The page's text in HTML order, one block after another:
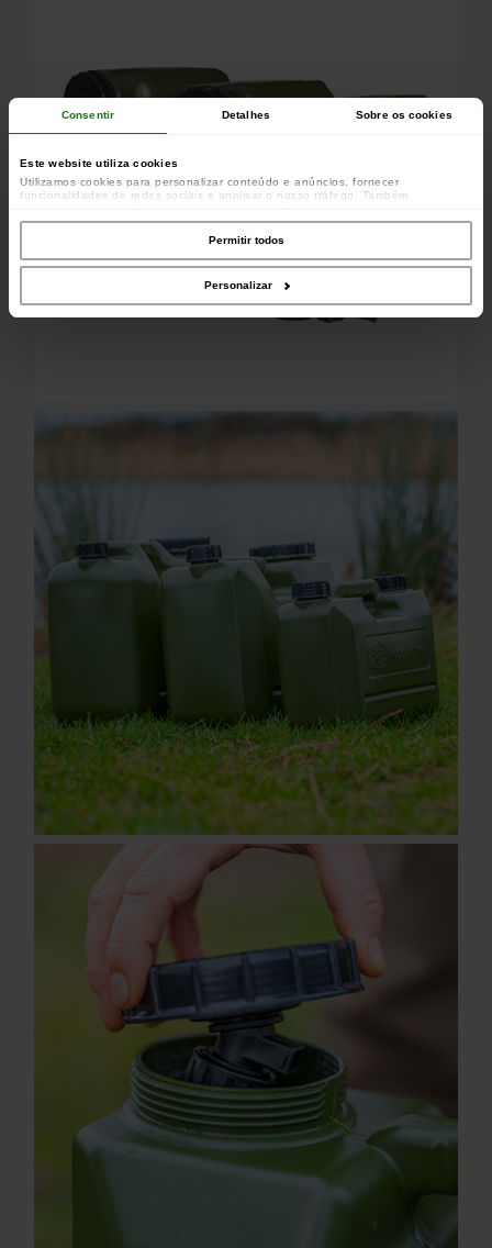
Consentir Detalhes Sobre os cookies
Este website utiliza cookies
Utilizamos cookies para personalizar conteúdo e anúncios, fornecer
funcionalidades de redes sociais e analisar o nosso tráfego. Também
parceiros de redes sociais, de publicidade e de análise, que as podem combinar
com outras informações que lhes forneceu ou recolhidas por estes a partir da
sua utilização dos respetivos serviços.
Permitir todos
Personalizar